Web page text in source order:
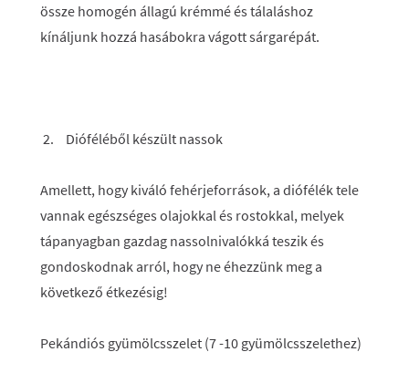
össze homogén állagú krémmé és tálaláshoz
kínáljunk hozzá hasábokra vágott sárgarépát.
Dióféléből készült nassok
Amellett, hogy kiváló fehérjeforrások, a diófélék tele
vannak egészséges olajokkal és rostokkal, melyek
tápanyagban gazdag nassolnivalókká teszik és
gondoskodnak arról, hogy ne éhezzünk meg a
következő étkezésig!
Pekándiós gyümölcsszelet (7 -10 gyümölcsszelethez)